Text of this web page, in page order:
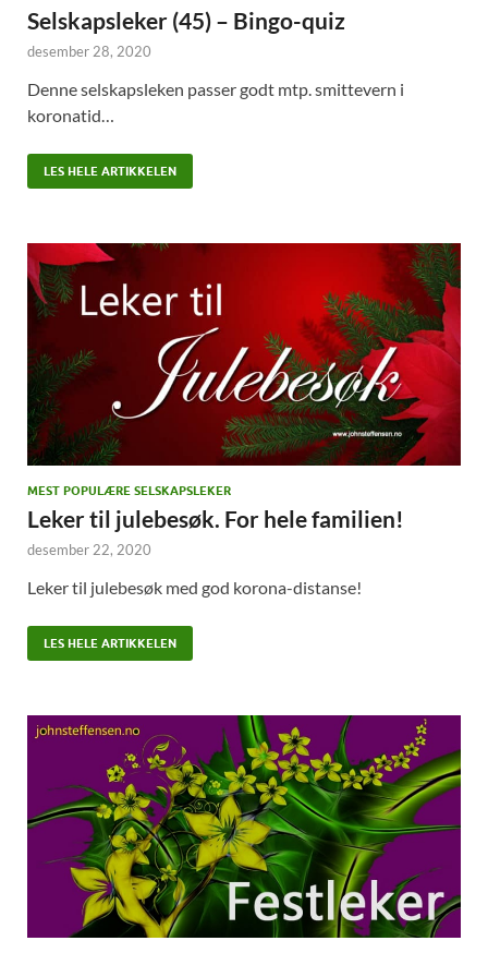
Selskapsleker (45) – Bingo-quiz
desember 28, 2020
Denne selskapsleken passer godt mtp. smittevern i
koronatid…
LES HELE ARTIKKELEN
MEST POPULÆRE SELSKAPSLEKER
Leker til julebesøk. For hele familien!
desember 22, 2020
Leker til julebesøk med god korona-distanse!
LES HELE ARTIKKELEN